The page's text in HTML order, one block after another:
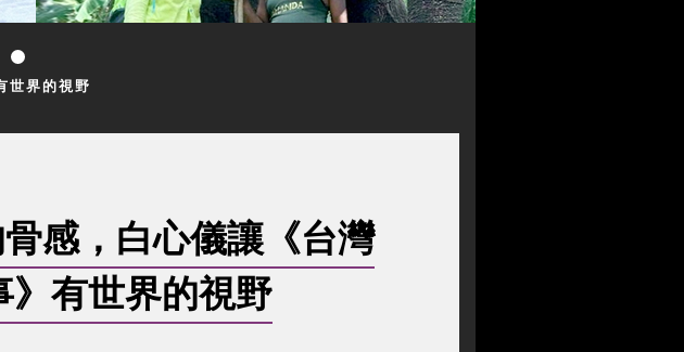
世界的視野
感，白心儀讓《台灣
》有世界的視野